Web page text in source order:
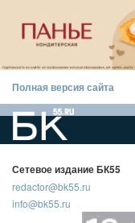
Полная версия сайта
Сетевое издание БК55
redactor@bk55.ru
info@bk55.ru